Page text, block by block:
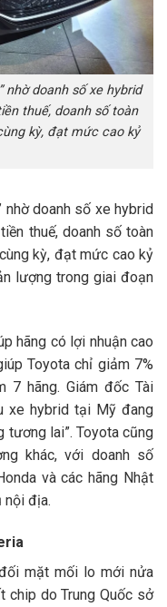
nhờ doanh số xe hybrid
thuế, doanh số toàn
kỳ, đạt mức cao kỷ
nhờ doanh số xe hybrid
tiền thuế, doanh số toàn
kỳ, đạt mức cao kỷ
lượng trong giai đoạn
hãng có lợi nhuận cao
Toyota chỉ giảm 7%
7 hãng. Giám đốc Tài
xe hybrid tại Mỹ đang
tương lai”. Toyota cũng
khác, với doanh số
và các hãng Nhật
nội địa.
mặt mối lo mới nửa
chip do Trung Quốc sở